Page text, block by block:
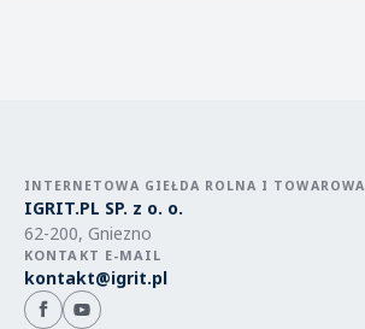
INTERNETOWA GIEŁDA ROLNA I TOWAROWA
IGRIT.PL SP. z o. o.
62-200, Gniezno
KONTAKT E-MAIL
kontakt@igrit.pl